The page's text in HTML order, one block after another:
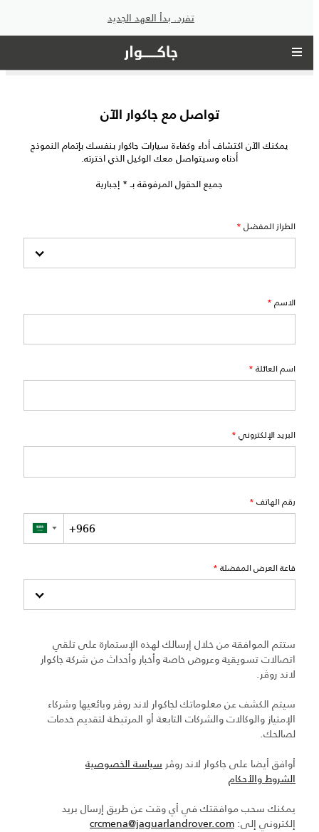
تفرد. بدأ العهد الجديد
تواصل مع جاكوار الآن
يمكنك الآن اكتشاف أداء وكفاءة سيارات جاكوار بنفسك بإتمام النموذج
أدناه وسيتواصل معك الوكيل الذي اخترته.
جميع الحقول المرفوقة بـ * إجبارية
الطراز المفضل *
الاسم *
اسم العائلة *
البريد الإلكتروني *
رقم الهاتف *
▼
قاعة العرض المفضلة *
ستتم الموافقة من خلال إرسالك لهذه الإستمارة على تلقي
اتصالات تسويقية وعروض خاصة وأخبار وأحداث من شركة جاكوار
لاند روڤر.
سيتم الكشف عن معلوماتك لجاكوار لاند روڤر وبائعيها وشركاء
الإمتياز والوكالات والشركات التابعة أو المرتبطة لتقديم خدمات
لصالحك.
أوافق أيضا على جاكوار لاند روڤر سياسة الخصوصية
الشروط والأحكام
يمكنك سحب موافقتك في أي وقت عن طريق إرسال بريد
إلكتروني إلى: crcmena@jaguarlandrover.com